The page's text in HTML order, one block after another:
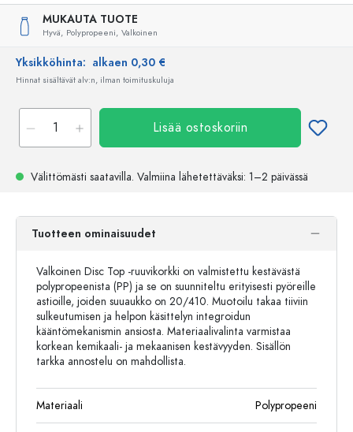
MUKAUTA TUOTE
Hyvä, Polypropeeni, Valkoinen
Yksikköhinta: alkaen 0,30 €
Hinnat sisältävät alv:n, ilman toimituskuluja
Lisää ostoskoriin
Välittömästi saatavilla. Valmiina lähetettäväksi: 1–2 päivässä
Tuotteen ominaisuudet
Valkoinen Disc Top -ruuvikorkki on valmistettu kestävästä
polypropeenista (PP) ja se on suunniteltu erityisesti pyöreille
astioille, joiden suuaukko on 20/410. Muotoilu takaa tiiviin
sulkeutumisen ja helpon käsittelyn integroidun
kääntömekanismin ansiosta. Materiaalivalinta varmistaa
korkean kemikaali- ja mekaanisen kestävyyden. Sisällön
tarkka annostelu on mahdollista.
Materiaali Polypropeeni